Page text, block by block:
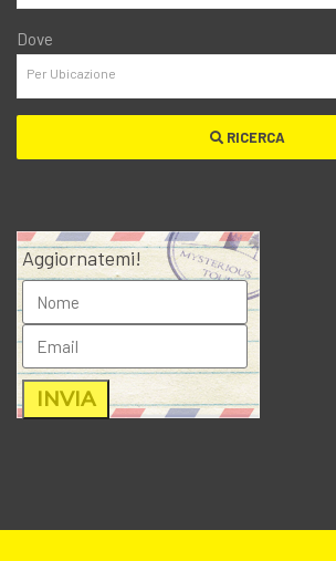
Dove
RICERCA
Aggiornatemi!